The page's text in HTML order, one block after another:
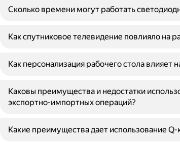
Сколько времени могут работать
Как спутниковое телевидение повлияло на
Как персонализация рабочего стола влияет
Каковы преимущества и недостатки
экспортно-импортных операций?
Какие преимущества дает использование